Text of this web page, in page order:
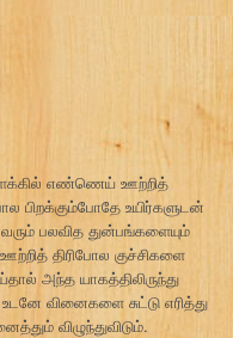
எண்ணெய் ஊற்றித்
பிறக்கும்போதே உயிர்களுடன்
பலவித துன்பங்களையும்
திரிபோல குச்சிகளை
அந்த யாகத்திலிருந்து
வினைகளை சுட்டு எரித்து
விழுந்துவிடும்.